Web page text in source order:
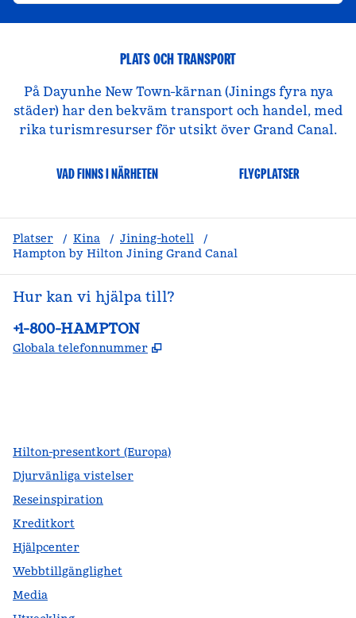
PLATS OCH TRANSPORT
På Dayunhe New Town-kärnan (Jinings fyra nya
städer) har den bekväm transport och handel, med
rika turismresurser för utsikt över Grand Canal.
VAD FINNS I NÄRHETEN FLYGPLATSER
Platser / Kina / Jining-hotell
/
Hampton by Hilton Jining Grand Canal
Hur kan vi hjälpa till?
Telefon:
+1-800-HAMPTON
Globala telefonnummer ,
Hilton-presentkort (Europa)
Djurvänliga vistelser
Reseinspiration
Kreditkort
Hjälpcenter
Webbtillgänglighet
Media